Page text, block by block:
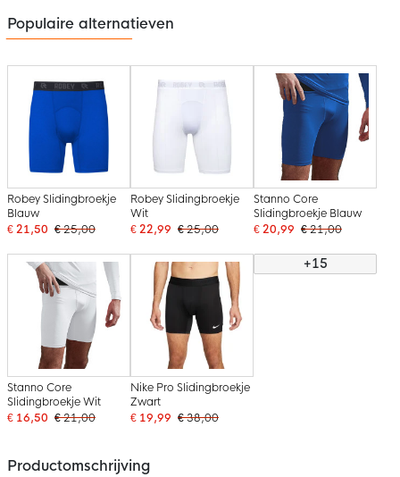
Populaire alternatieven
Robey Slidingbroekje
Blauw
€ 21,50 € 25,00
Robey Slidingbroekje
Wit
€ 22,99 € 25,00
Stanno Core
Slidingbroekje Blauw
€ 20,99 € 21,00
Stanno Core
Slidingbroekje Wit
€ 16,50 € 21,00
Nike Pro Slidingbroekje
Zwart
€ 19,99 € 38,00
+15
Productomschrijving